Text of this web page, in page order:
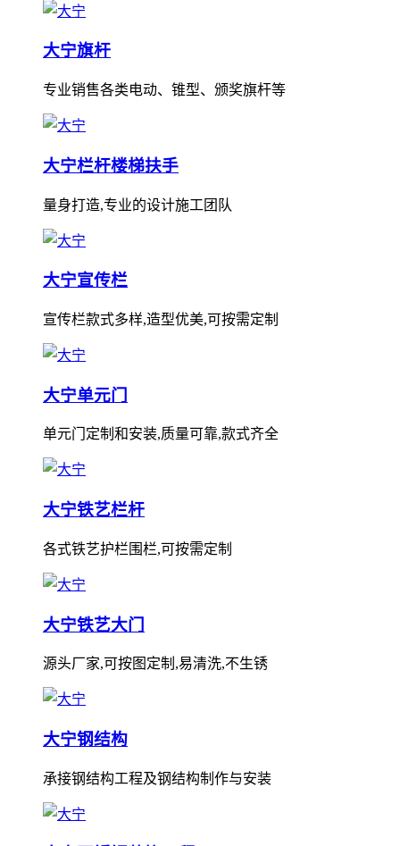
大宁旗杆
专业销售各类电动、锥型、颁奖旗杆等
大宁栏杆楼梯扶手
量身打造,专业的设计施工团队
大宁宣传栏
宣传栏款式多样,造型优美,可按需定制
大宁单元门
单元门定制和安装,质量可靠,款式齐全
大宁铁艺栏杆
各式铁艺护栏围栏,可按需定制
大宁铁艺大门
源头厂家,可按图定制,易清洗,不生锈
大宁钢结构
承接钢结构工程及钢结构制作与安装